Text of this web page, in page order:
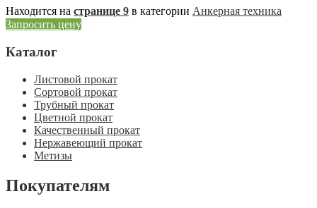
Находится на странице 9 в категории Анкерная техника
Запросить цену
Каталог
Листовой прокат
Сортовой прокат
Трубный прокат
Цветной прокат
Качественный прокат
Нержавеющий прокат
Метизы
Покупателям